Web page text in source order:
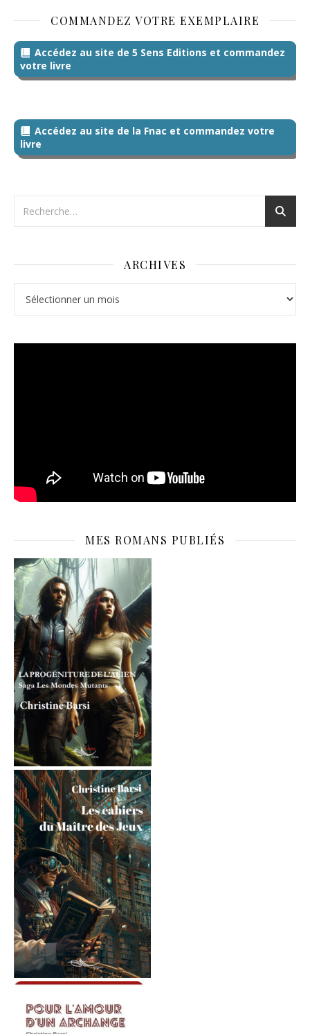
COMMANDEZ VOTRE EXEMPLAIRE
Accédez au site de 5 Sens Editions et commandez
votre livre
Accédez au site de la Fnac et commandez votre
livre
ARCHIVES
MES ROMANS PUBLIÉS